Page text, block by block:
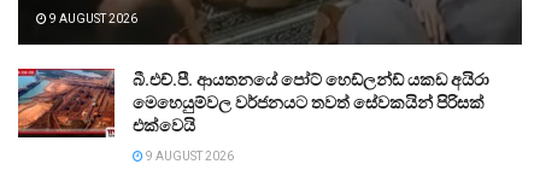
9 AUGUST 2026
බී.එච්.පී. ආයතනයේ පෝට් හෙඩ්ලන්ඩ් යකඩ අයිරා
මෙහෙයුම්වල වර්ජනයට තවත් සේවකයින් පිරිසක්
එක්වෙයි
9 AUGUST 2026